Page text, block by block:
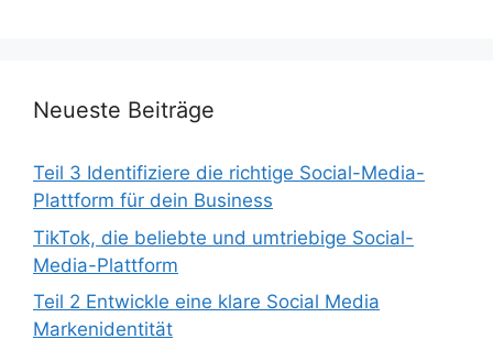
Neueste Beiträge
Teil 3 Identifiziere die richtige Social-Media-
Plattform für dein Business
TikTok, die beliebte und umtriebige Social-
Media-Plattform
Teil 2 Entwickle eine klare Social Media
Markenidentität